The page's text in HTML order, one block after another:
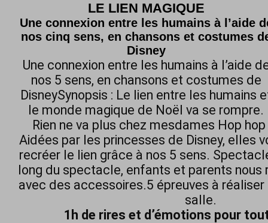
LE LIEN MAGIQUE
Une connexion entre les humains à l’aide
nos cinq sens, en chansons et costumes
Disney
Une connexion entre les humains à l’aide
nos 5 sens, en chansons et costumes de
DisneySynopsis : Le lien entre les humains
le monde magique de Noël va se rompre.
Rien ne va plus chez mesdames Hop
Aidées par les princesses de Disney, elles
recréer le lien grâce à nos 5 sens.
long du spectacle, enfants et parents nous
avec des accessoires.5 épreuves à
salle.
1h de rires et d’émotions pour